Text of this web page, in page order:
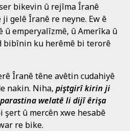
bikevin û rejîma Îranê
gelê Îranê re neyne. Ew ê
û emperyalîzmê, û Amerîka û
bibînin ku herêmê bi terorê
Îranê têne avêtin cudahiyê
nakin. Niha, piştgirî kirin ji
welatê li dijî êrişa
şert û mercên xwe hesabê
re bike.